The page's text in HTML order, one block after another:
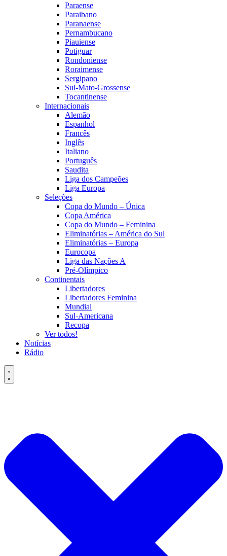
Paraense
Paraibano
Paranaense
Pernambucano
Piauiense
Potiguar
Rondoniense
Roraimense
Sergipano
Sul-Mato-Grossense
Tocantinense
Internacionais
Alemão
Espanhol
Francês
Inglês
Italiano
Português
Saudita
Liga dos Campeões
Liga Europa
Seleções
Copa do Mundo – Única
Copa América
Copa do Mundo – Feminina
Eliminatórias – América do Sul
Eliminatórias – Europa
Eurocopa
Liga das Nações A
Pré-Olímpico
Continentais
Libertadores
Libertadores Feminina
Mundial
Sul-Americana
Recopa
Ver todos!
Notícias
Rádio